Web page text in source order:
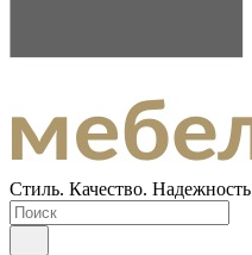
Стиль. Качество. Надежность